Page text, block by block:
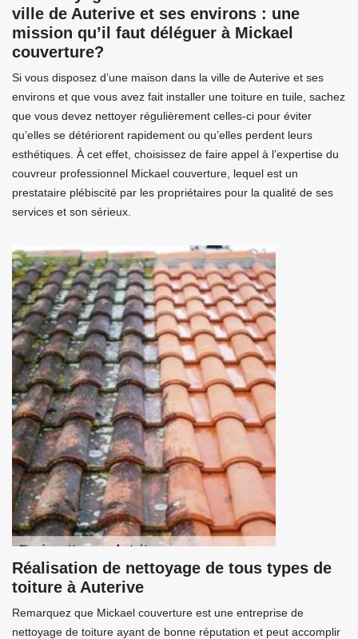
ville de Auterive et ses environs : une
mission qu’il faut déléguer à Mickael
couverture?
Si vous disposez d’une maison dans la ville de Auterive et ses
environs et que vous avez fait installer une toiture en tuile, sachez
que vous devez nettoyer régulièrement celles-ci pour éviter
qu’elles se détériorent rapidement ou qu’elles perdent leurs
esthétiques. À cet effet, choisissez de faire appel à l’expertise du
couvreur professionnel Mickael couverture, lequel est un
prestataire plébiscité par les propriétaires pour la qualité de ses
services et son sérieux.
Réalisation de nettoyage de tous types de
toiture à Auterive
Remarquez que Mickael couverture est une entreprise de
nettoyage de toiture ayant de bonne réputation et peut accomplir